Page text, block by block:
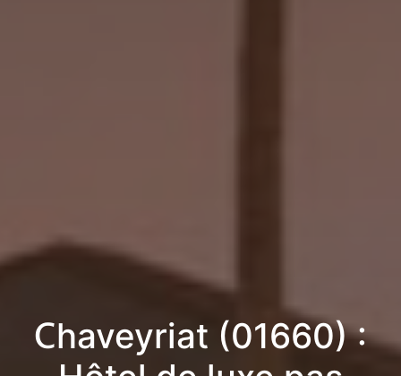
Chaveyriat (01660) :